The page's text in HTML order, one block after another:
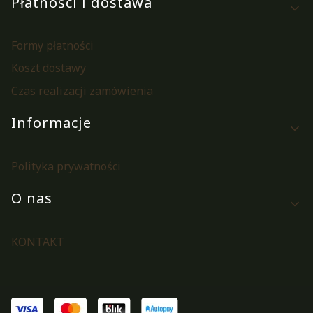
Formy płatności
Koszt dostawy
Czas realizacji zamówienia
Informacje
Polityka prywatności
O nas
KONTAKT